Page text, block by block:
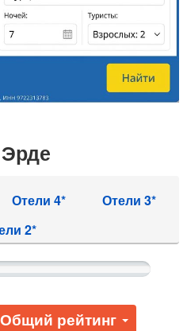
Отели 4*
Отели 3*
2*
Общий рейтинг